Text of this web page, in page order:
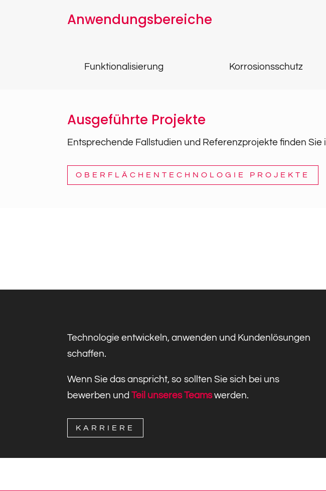
Anwendungsbereiche
Funktionalisierung Korrosionsschutz
Ausgeführte Projekte
Entsprechende Fallstudien und Referenzprojekte finden
OBERFLÄCHENTECHNOLOGIE PROJEKTE
Technologie entwickeln, anwenden und Kundenlösungen
schaffen.
Wenn Sie das anspricht, so sollten Sie sich bei uns
bewerben undTeil unseres Teamswerden.
KARRIERE